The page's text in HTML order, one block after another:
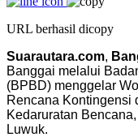
URL berhasil dicopy
Suarautara.com,
Banggai melalui
(BPBD) menggelar
Rencana Kontingensi
Kedaruratan
Luwuk.